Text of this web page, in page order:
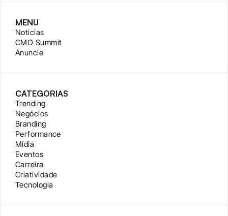
MENU
Notícias
CMO Summit
Anuncie
CATEGORIAS
Trending
Negócios
Branding
Performance
Mídia
Eventos
Carreira
Criatividade
Tecnologia